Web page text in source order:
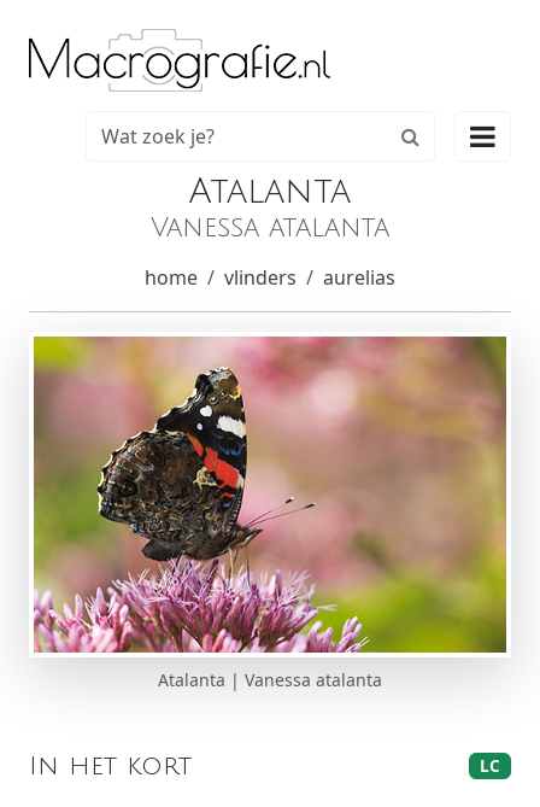

Atalanta
Vanessa atalanta
home vlinders aurelias
Atalanta | Vanessa atalanta
In het kort LC